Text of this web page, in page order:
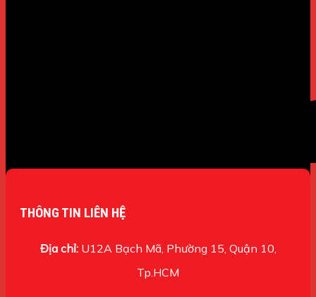
THÔNG TIN LIÊN HỆ
Địa chỉ:U12A Bạch Mã, Phường 15, Quận 10,
Tp.HCM